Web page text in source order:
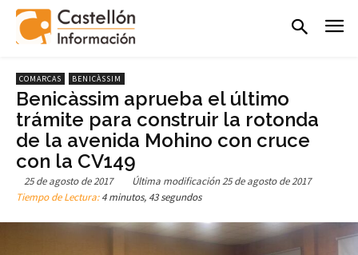
COMARCAS BENICÀSSIM
Benicàssim aprueba el último
trámite para construir la rotonda
de la avenida Mohino con cruce
con la CV149
25 de agosto de 2017 Última modificación25 de agosto de 2017
Tiempo de Lectura:4 minutos, 43 segundos